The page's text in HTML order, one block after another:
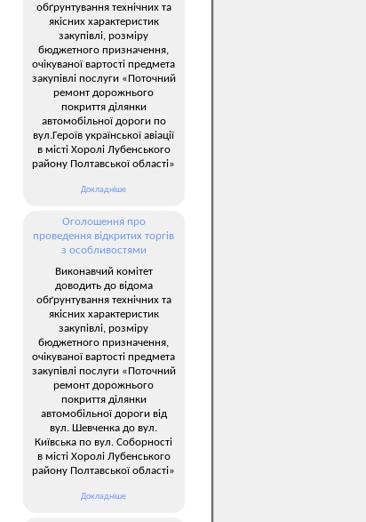
обґрунтування технічних та
якісних характеристик
закупівлі, розміру
бюджетного призначення,
очікуваної вартості предмета
закупівлі послуги «Поточний
ремонт дорожнього
покриття ділянки
автомобільної дороги по
вул.Героїв української авіації
в місті Хоролі Лубенського
району Полтавської області»
Докладніше
Оголошення про
проведення відкритих торгів
з особливостями
Виконавчий комітет
доводить до відома
обґрунтування технічних та
якісних характеристик
закупівлі, розміру
бюджетного призначення,
очікуваної вартості предмета
закупівлі послуги «Поточний
ремонт дорожнього
покриття ділянки
автомобільної дороги від
вул. Шевченка до вул.
Київська по вул. Соборності
в місті Хоролі Лубенського
району Полтавської області»
Докладніше